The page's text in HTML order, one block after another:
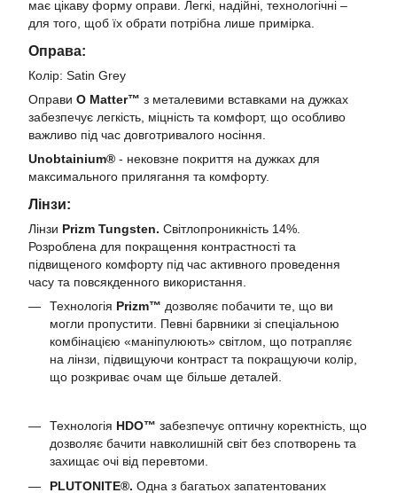
має цікаву форму оправи. Легкі, надійні, технологічні –
для того, щоб їх обрати потрібна лише примірка.
Оправа:
Колір: Satin Grey
Оправи O Matter™ з металевими вставками на дужках
забезпечує легкість, міцність та комфорт, що особливо
важливо під час довготривалого носіння.
Unobtainium® - нековзне покриття на дужках для
максимального прилягання та комфорту.
Лінзи:
Лінзи Prizm Tungsten. Світлопроникність 14%.
Розроблена для покращення контрастності та
підвищеного комфорту під час активного проведення
часу та повсякденного використання.
Технологія Prizm™ дозволяє побачити те, що ви
могли пропустити. Певні барвники зі спеціальною
комбінацією «маніпулюють» світлом, що потрапляє
на лінзи, підвищуючи контраст та покращуючи колір,
що розкриває очам ще більше деталей.
Технологія HDO™ забезпечує оптичну коректність, що
дозволяє бачити навколишній світ без спотворень та
захищає очі від перевтоми.
PLUTONITE®. Одна з багатьох запатентованих